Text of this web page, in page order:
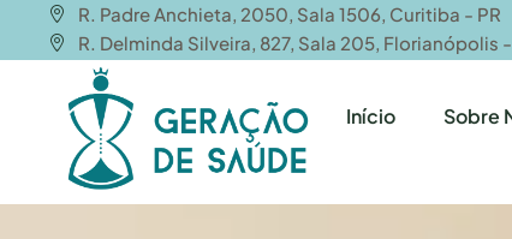
R. Padre Anchieta, 2050, Sala 1506, Curitiba - PR
R. Delminda Silveira, 827, Sala 205, Florianópolis
Início Sobre